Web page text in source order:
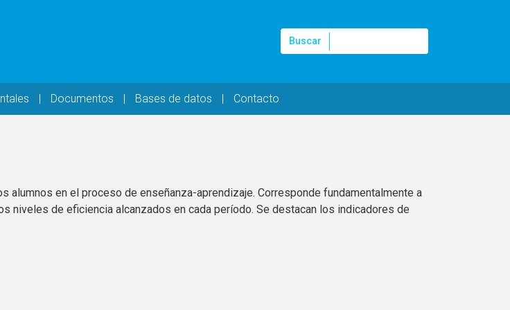
Buscar
Buscar
Documentos Bases de datos Contacto
alumnos en el proceso de enseñanza-aprendizaje. Corresponde fundamentalmente a
niveles de eficiencia alcanzados en cada período. Se destacan los indicadores de